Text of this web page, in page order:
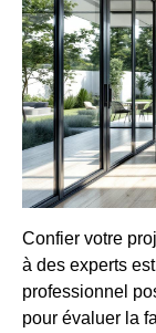
Confier votre
à des experts
professionnel
pour évaluer la